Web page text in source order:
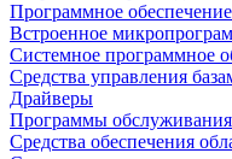
Программное
Встроенное
Системное программное
Средства управления
Драйверы
Программы обслуживания
Средства обеспечения